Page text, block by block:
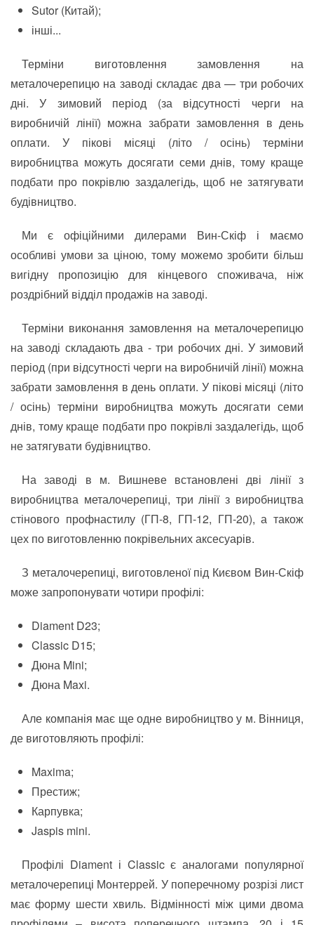
Sutor (Китай);
інші...
Терміни виготовлення замовлення на
металочерепицю на заводі складає два — три робочих
дні. У зимовий період (за відсутності черги на
виробничій лінії) можна забрати замовлення в день
оплати. У пікові місяці (літо / осінь) терміни
виробництва можуть досягати семи днів, тому краще
подбати про покрівлю заздалегідь, щоб не затягувати
будівництво.
Ми є офіційними дилерами Вин-Скіф і маємо
особливі умови за ціною, тому можемо зробити більш
вигідну пропозицію для кінцевого споживача, ніж
роздрібний відділ продажів на заводі.
Терміни виконання замовлення на металочерепицю
на заводі складають два - три робочих дні. У зимовий
період (при відсутності черги на виробничій лінії) можна
забрати замовлення в день оплати. У пікові місяці (літо
/ осінь) терміни виробництва можуть досягати семи
днів, тому краще подбати про покрівлі заздалегідь, щоб
не затягувати будівництво.
На заводі в м. Вишневе встановлені дві лінії з
виробництва металочерепиці, три лінії з виробництва
стінового профнастилу (ГП-8, ГП-12, ГП-20), а також
цех по виготовленню покрівельних аксесуарів.
З металочерепиці, виготовленої під Києвом Вин-Скіф
може запропонувати чотири профілі:
Diament D23;
Classic D15;
Дюна Mini;
Дюна Maxi.
Але компанія має ще одне виробництво у м. Вінниця,
де виготовляють профілі:
Maxima;
Престиж;
Карпувка;
Jaspis mini.
Профілі Diament і Classic є аналогами популярної
металочерепиці Монтеррей. У поперечному розрізі лист
має форму шести хвиль. Відмінності між цими двома